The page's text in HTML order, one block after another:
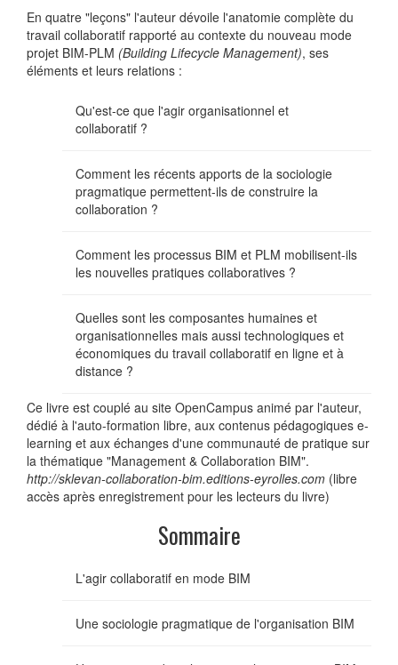
En quatre "leçons" l'auteur dévoile l'anatomie complète du
travail collaboratif rapporté au contexte du nouveau mode
projet BIM-PLM (Building Lifecycle Management), ses
éléments et leurs relations :
Qu'est-ce que l'agir organisationnel et
collaboratif ?
Comment les récents apports de la sociologie
pragmatique permettent-ils de construire la
collaboration ?
Comment les processus BIM et PLM mobilisent-ils
les nouvelles pratiques collaboratives ?
Quelles sont les composantes humaines et
organisationnelles mais aussi technologiques et
économiques du travail collaboratif en ligne et à
distance ?
Ce livre est couplé au site OpenCampus animé par l'auteur,
dédié à l'auto-formation libre, aux contenus pédagogiques e-
learning et aux échanges d'une communauté de pratique sur
la thématique "Management & Collaboration BIM".
http://sklevan-collaboration-bim.editions-eyrolles.com (libre
accès après enregistrement pour les lecteurs du livre)
Sommaire
L'agir collaboratif en mode BIM
Une sociologie pragmatique de l'organisation BIM